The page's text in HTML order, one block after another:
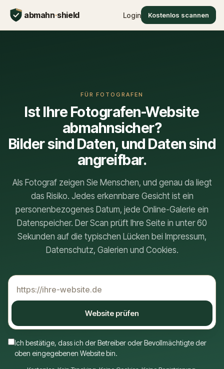
abmahn·shield Login Kostenlos scannen
FÜR FOTOGRAFEN
Ist Ihre Fotografen-Website
abmahnsicher?
Bilder sind Daten, und Daten sind
angreifbar.
Als Fotograf zeigen Sie Menschen, und genau da liegt
das Risiko. Jedes erkennbare Gesicht ist ein
personenbezogenes Datum, jede Online-Galerie ein
Datenspeicher. Der Scan prüft Ihre Seite in unter 60
Sekunden auf die typischen Lücken bei Impressum,
Datenschutz, Galerien und Cookies.
Website prüfen
Ich bestätige, dass ich der Betreiber oder Bevollmächtigte der
oben eingegebenen Website bin.